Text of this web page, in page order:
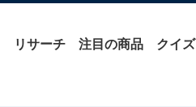
リサーチ 注目の商品 クイズ